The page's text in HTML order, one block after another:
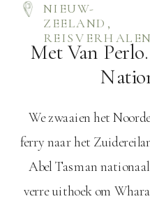
Met Van
We zwaaien het
ferry naar het
Abel Tasman
verre uithoek om
NIEUW-
ZEELAND ,
REISVERHALEN